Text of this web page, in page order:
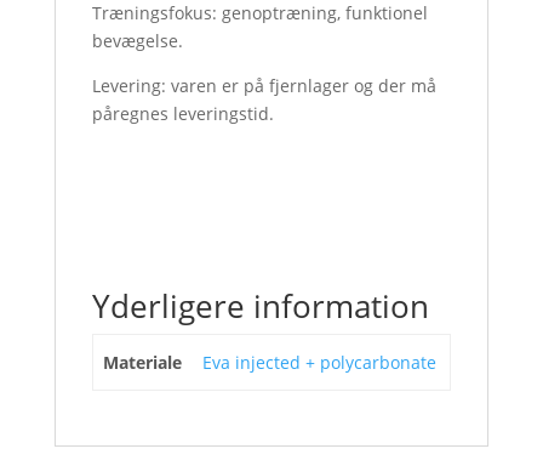
Træningsfokus: genoptræning, funktionel
bevægelse.
Levering: varen er på fjernlager og der må
påregnes leveringstid.
Yderligere information
Materiale Eva injected + polycarbonate